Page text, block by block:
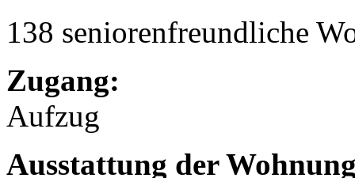
138 seniorenfreundliche
Zugang:
Aufzug
Ausstattung der